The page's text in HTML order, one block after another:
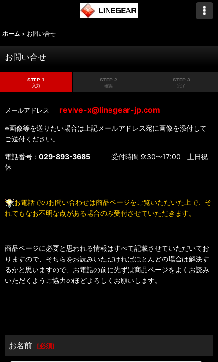
ホーム > お問い合せ
お問い合せ
STEP 1
入力
STEP 2
確認
STEP 3
完了
メールアドレス revive-x@linegear-jp.com
※画像等を送りたい場合は上記メールアドレス宛に画像を添付して
ご送付ください。
電話番号： 029-893-3685 受付時間 9:30〜17:00 土日祝
休
お電話でのお問い合わせは商品ページをご覧いただいた上で、そ
れでもなお不明な点がある場合のみ受付させていただきます。
商品ページに必要と思われる情報はすべて記載させていただいてお
りますので、そちらをお読みいただければほとんどの場合は解決す
るかと思いますので、お電話の前に先ずは商品ページをよくお読み
いただくようご協力のほどよろしくお願いします。
お名前 [必須]